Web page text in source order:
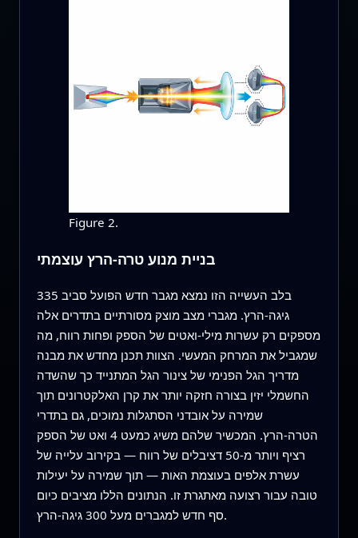
Figure 2.
בניית מנוע טרה‑הרץ עוצמתי
בלב העשייה הזו נמצא מגבר חדש הפועל סביב 335
גיגה‑הרץ. מגברי מצב מוצק מסורתיים בתדרים אלה
מספקים רק עשרות מילי‑ואטים של הספק ופחות רווח, מה
שמגביל את המרחק המעשי. הצוות תכנן מחדש את מבנה
מדריך הגל הפנימי של צינור הגל המתנייד כך שהשדה
החשמלי יזין בצורה חזקה יותר את קרן האלקטרונים תוך
שמירה על אובדני הסתגלות נמוכים, גם בתדרי
הטרה‑הרץ. המכשיר שלהם משיג כמעט 4 ואט של הספק
רציף ויותר מ‑50 דציבלים של רווח — בקירוב עלייה של
עשרת אלפים בעוצמת האות — תוך שמירה על יעילות
טובה עבור רצועה מאתגרת זו. הנתונים הללו מציבים כיום
סף חדש למגברים מעל 300 גיגה‑הרץ.